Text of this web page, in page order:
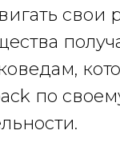
свои
по